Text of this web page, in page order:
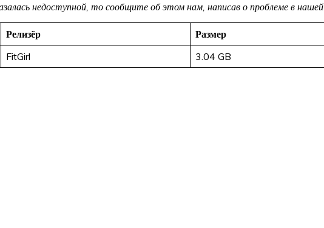
недоступной, то сообщите об этом нам, написав о проблеме в нашей
Релизёр Размер
FitGirl 3.04 GB